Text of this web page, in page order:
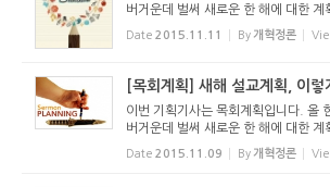
버거운데 벌써 새로운 한 해에 대한 계
다. 주님의 교회는 인간적인 아무 계획
때마다 성령님의 인도를 받아야 하는
Date 2015.11.11 By 개혁정론
[목회계획] 새해 설교계획, 이렇
이번 기획기사는 목회계획입니다. 올
버거운데 벌써 새로운 한 해에 대한 계
다. 주님의 교회는 인간적인 아무 계획
때마다 성령님의 인도를 받아야 하는
Date 2015.11.09 By 개혁정론